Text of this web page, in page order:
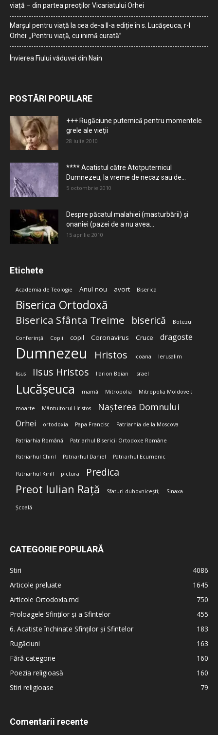
viață – din partea preoților Vicariatului Orhei
Marșul pentru viață la cea de-a II-a ediție în s. Lucășeuca, r-l
Orhei: „Pentru viață, cu inimă curată”
Învierea Fiului văduvei din Nain
POSTĂRI POPULARE
+++ Rugăciune puternică pentru momentele
grele ale vieţii
28 iulie 2010
**** Acatistul către Atotputernicul
Dumnezeu, la vreme de necaz sau de...
5 octombrie 2010
Despre păcatul malahiei (masturbării) şi
onaniei (pazei de a nu avea...
15 aprilie 2010
Etichete
Academia de Teologie Anul nou avort Biserica
Biserica Ortodoxă
Biserica Sfânta Treime biserică Botezul
Conferință Copii copil Coronavirus Cruce dragoste
Dumnezeu Hristos Icoana Ierusalim
Iisus Iisus Hristos Ilarion Boian Israel
Lucășeuca mamă Mitropolia Mitropolia Moldovei;
moarte Mântuitorul Hristos Nașterea Domnului
Orhei ortodoxia Papa Francisc Patriarhia de la Moscova
Patriarhia Română Patriarhul Bisericii Ortodoxe Române
Patriarhul Chiril Patriarhul Daniel Patriarhul Ecumenic
Patriarhul Kirill pictura Predica
Preot Iulian Rață Sfaturi duhovnicești; Sinaxa
Școală
CATEGORIE POPULARĂ
Stiri
4086
Articole preluate
1645
Articole Ortodoxia.md
750
Proloagele Sfinților și a Sfintelor
455
6. Acatiste închinate Sfinților și Sfintelor
183
Rugăciuni
163
Fără categorie
160
Poezia religioasă
160
Stiri religioase
79
Comentarii recente